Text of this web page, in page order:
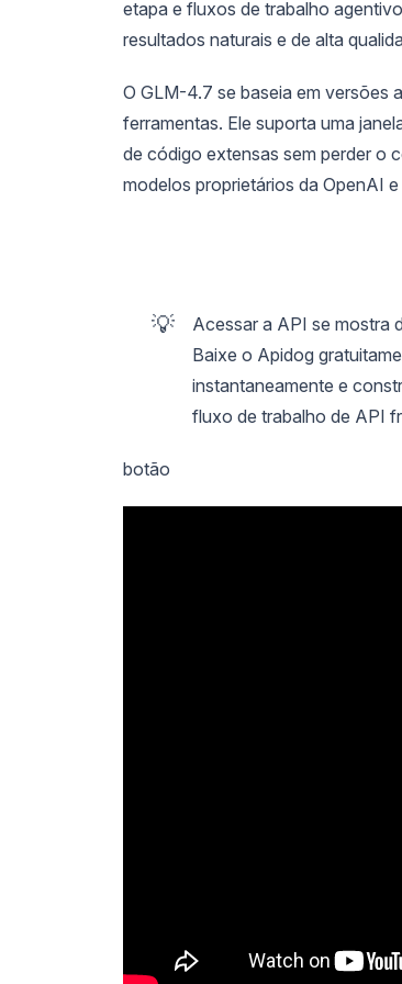
etapa e fluxos de trabalho
resultados naturais e de alta
O GLM-4.7 se baseia em versões
ferramentas. Ele suporta uma
de código extensas sem perder o
modelos proprietários da OpenAI
💡 Acessar a API se mostra
Baixe o Apidog
instantaneamente e
fluxo de trabalho de API
botão